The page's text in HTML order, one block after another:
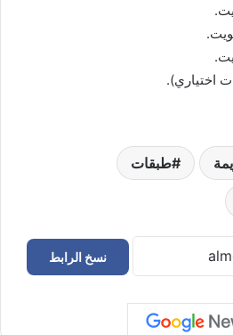
اختياري).
طبقات
نسخ الرابط